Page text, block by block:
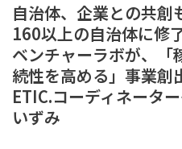
自治体、企業との共創
160以上の自治体に修
ベンチャーラボが、「
続性を高める」事業創
ETIC.コーディネータ
いずみ